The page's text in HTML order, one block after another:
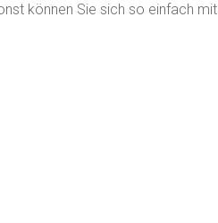
können Sie sich so einfach mit